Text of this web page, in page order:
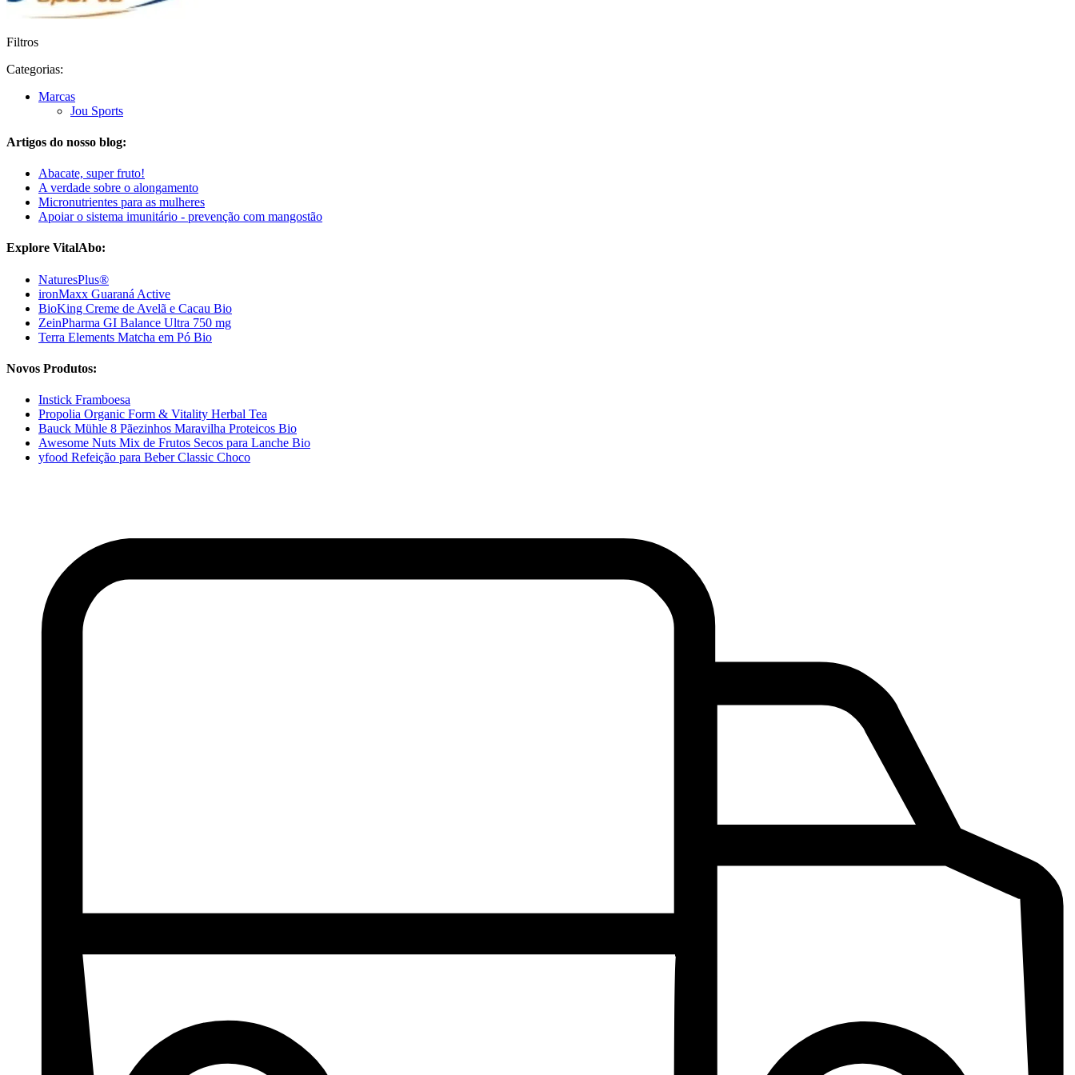
Filtros
Categorias:
Marcas
Jou Sports
Artigos do nosso blog:
Abacate, super fruto!
A verdade sobre o alongamento
Micronutrientes para as mulheres
Apoiar o sistema imunitário - prevenção com mangostão
Explore VitalAbo:
NaturesPlus®
ironMaxx Guaraná Active
BioKing Creme de Avelã e Cacau Bio
ZeinPharma GI Balance Ultra 750 mg
Terra Elements Matcha em Pó Bio
Novos Produtos:
Instick Framboesa
Propolia Organic Form & Vitality Herbal Tea
Bauck Mühle 8 Pãezinhos Maravilha Proteicos Bio
Awesome Nuts Mix de Frutos Secos para Lanche Bio
yfood Refeição para Beber Classic Choco